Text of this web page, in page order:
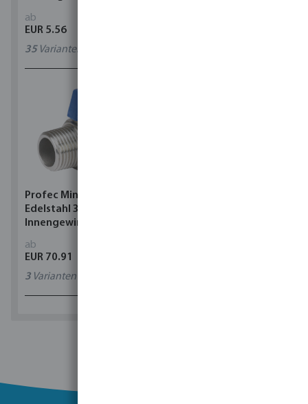
ab
EUR 5.56
35Varianten
Profec Minikugelhahn
Edelstahl 316 40 bar
Innengewinde x
ab
EUR 70.91
3 Varianten